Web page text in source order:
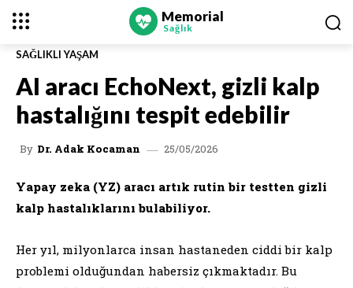
Memorial
Sağlık
SAĞLIKLI YAŞAM
AI aracı EchoNext, gizli kalp
hastalığını tespit edebilir
By Dr. Adak Kocaman 25/05/2026
Yapay zeka (YZ) aracı artık rutin bir testten gizli
kalp hastalıklarını bulabiliyor.
Her yıl, milyonlarca insan hastaneden ciddi bir kalp
problemi olduğundan habersiz çıkmaktadır. Bu